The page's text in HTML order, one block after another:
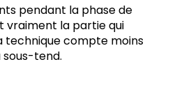
pendant la phase de
vraiment la partie qui
technique compte moins
sous-tend.